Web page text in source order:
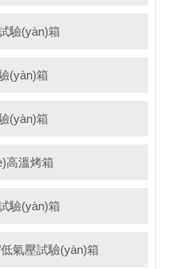
驗(yàn)箱
(yàn)箱
(yàn)箱
高溫烤箱
驗(yàn)箱
氣壓試驗(yàn)箱